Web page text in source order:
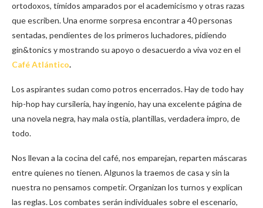
ortodoxos, tímidos amparados por el academicismo y otras razas
que escriben. Una enorme sorpresa encontrar a 40 personas
sentadas, pendientes de los primeros luchadores, pidiendo
gin&tonics y mostrando su apoyo o desacuerdo a viva voz en el
Café Atlántico.
Los aspirantes sudan como potros encerrados. Hay de todo hay
hip-hop hay cursilería, hay ingenio, hay una excelente página de
una novela negra, hay mala ostia, plantillas, verdadera impro, de
todo.
Nos llevan a la cocina del café, nos emparejan, reparten máscaras
entre quienes no tienen. Algunos la traemos de casa y sin la
nuestra no pensamos competir. Organizan los turnos y explican
las reglas. Los combates serán individuales sobre el escenario,